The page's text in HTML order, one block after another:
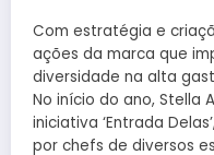
Com estratégia e
ações da marca que
diversidade na alta
No início do ano, Stella
iniciativa ‘Entrada
por chefs de diversos